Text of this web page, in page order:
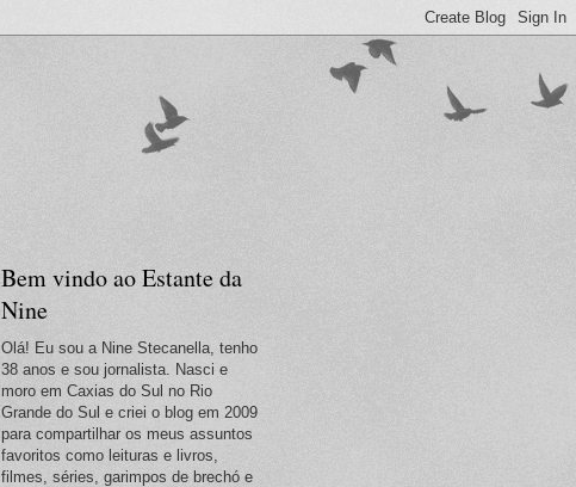
Bem vindo ao Estante da
Nine
Olá! Eu sou a Nine Stecanella, tenho
38 anos e sou jornalista. Nasci e
moro em Caxias do Sul no Rio
Grande do Sul e criei o blog em 2009
para compartilhar os meus assuntos
favoritos como leituras e livros,
filmes, séries, garimpos de brechó e